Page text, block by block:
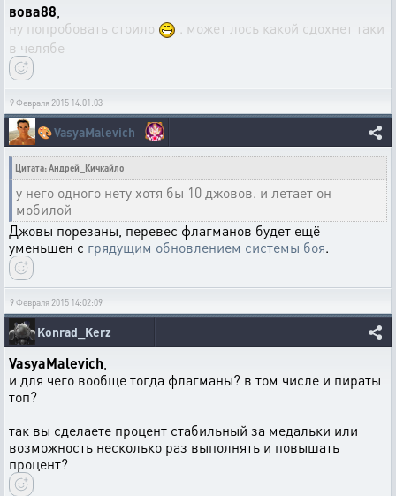
вова88
ну попробовать стоило
. может лось какой сдохнет таки
в челябе
9 Февраля 2015 14:01:03
🎨VasyaMalevich
Цитата: Андрей_Кичкайло
у него одного нету хотя бы 10 джовов. и летает он
мобилой
Джовы порезаны, перевес флагманов будет ещё
уменьшен с грядущим обновлением системы боя.
9 Февраля 2015 14:02:09
Konrad_Kerz
VasyaMalevich
и для чего вообще тогда флагманы? в том числе и пираты
топ?
так вы сделаете процент стабильный за медальки или
возможность несколько раз выполнять и повышать
процент?